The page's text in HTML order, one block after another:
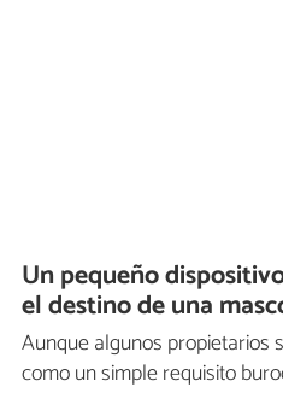
Un pequeño
el destino de una
Aunque algunos propietarios
como un simple requisito